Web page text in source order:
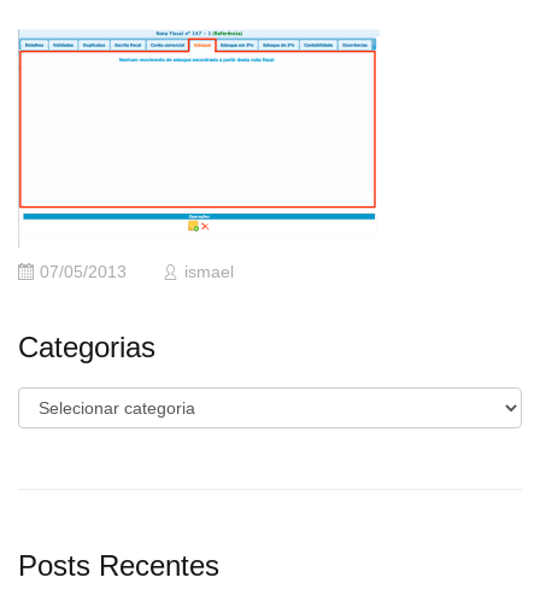
07/05/2013 ismael
Categorias
Categorias
Posts Recentes